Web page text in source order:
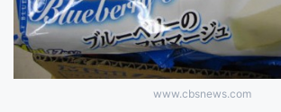
www.cbsnews.com